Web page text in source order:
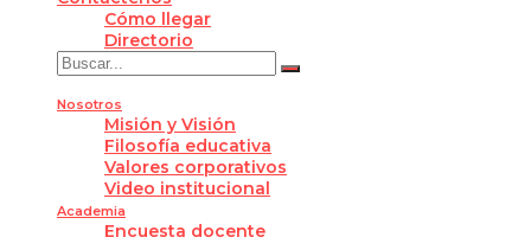
Cómo llegar
Directorio
Nosotros
Misión y Visión
Filosofía educativa
Valores corporativos
Video institucional
Academia
Encuesta docente